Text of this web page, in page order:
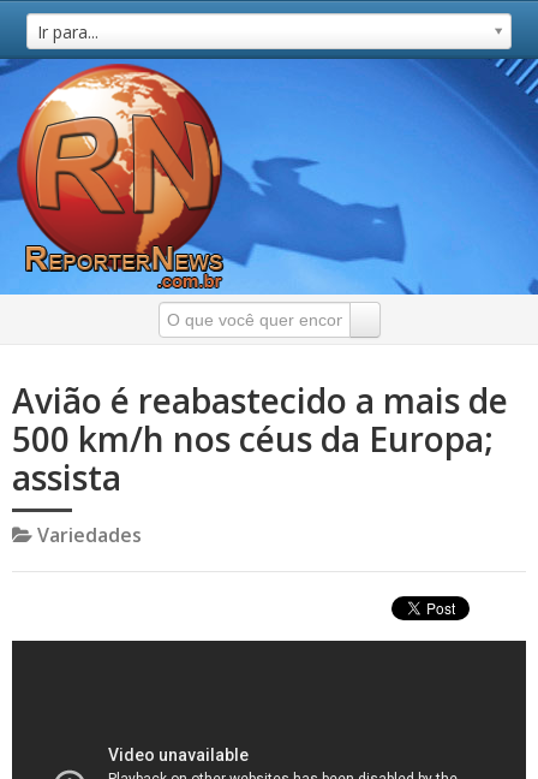
Ir para...
Avião é reabastecido a mais de
500 km/h nos céus da Europa;
assista
Variedades